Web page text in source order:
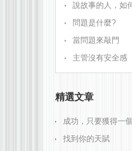
說故事的人，如
問題是什麼?
當問題來敲門
主管沒有安全感
精選文章
成功，只要獲得一
找到你的天賦